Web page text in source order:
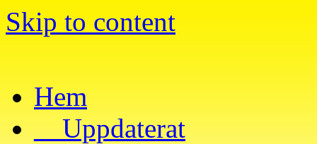
Skip to content
Hem
__Uppdaterat